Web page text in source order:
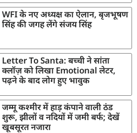
WFI के नए अध्यक्ष का ऐलान, बृजभूषण
सिंह की जगह लेंगे संजय सिंह
Letter To Santa: बच्ची ने सांता
क्लॉज़ को लिखा Emotional लेटर,
पढ़ने के बाद लोग हुए भावुक
जम्मू कश्मीर में हाड़ कंपाने वाली ठंड
शुरू, झीलों व नदियों में जमी बर्फ; देखें
खूबसूरत नजारा